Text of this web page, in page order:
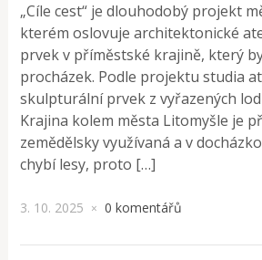
„Cíle cest“ je dlouhodobý projekt
kterém oslovuje architektonické
prvek v příměstské krajině, který
procházek. Podle projektu studia
skulpturální prvek z vyřazených
Krajina kolem města Litomyšle je
zemědělsky využívaná a v
chybí lesy, proto […]
3. 10. 2025 × 0 komentářů